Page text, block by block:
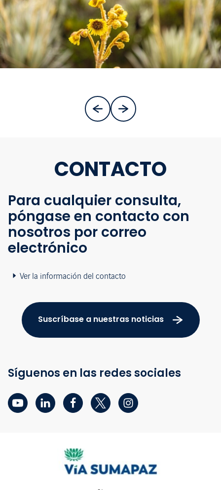
CONTACTO
Para cualquier consulta,
póngase en contacto con
nosotros por correo
electrónico
Ver la información del contacto
Suscríbase a nuestras noticias
Síguenos en las redes sociales